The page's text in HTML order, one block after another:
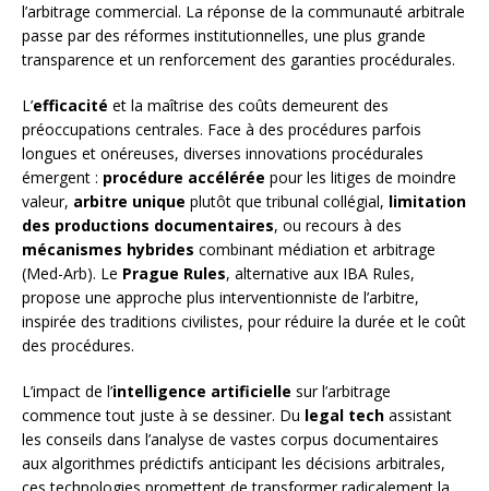
l’arbitrage commercial. La réponse de la communauté arbitrale
passe par des réformes institutionnelles, une plus grande
transparence et un renforcement des garanties procédurales.
L’efficacité et la maîtrise des coûts demeurent des
préoccupations centrales. Face à des procédures parfois
longues et onéreuses, diverses innovations procédurales
émergent : procédure accélérée pour les litiges de moindre
valeur, arbitre unique plutôt que tribunal collégial, limitation
des productions documentaires, ou recours à des
mécanismes hybrides combinant médiation et arbitrage
(Med-Arb). Le Prague Rules, alternative aux IBA Rules,
propose une approche plus interventionniste de l’arbitre,
inspirée des traditions civilistes, pour réduire la durée et le coût
des procédures.
L’impact de l’intelligence artificielle sur l’arbitrage
commence tout juste à se dessiner. Du legal tech assistant
les conseils dans l’analyse de vastes corpus documentaires
aux algorithmes prédictifs anticipant les décisions arbitrales,